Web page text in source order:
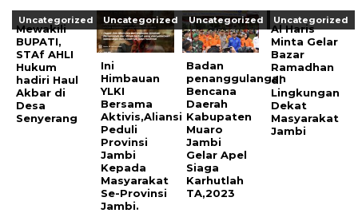
Uncategorized
Mewakili
BUPATI,
STAf AHLI
Hukum
hadiri Haul
Akbar di
Desa
Senyerang
Uncategorized
Ini
Himbauan
YLKI
Bersama
Aktivis,Aliansi
Peduli
Provinsi
Jambi
Kepada
Masyarakat
Se-Provinsi
Jambi.
Uncategorized
Badan
penanggulangan
Bencana
Daerah
Kabupaten
Muaro
Jambi
Gelar Apel
Siaga
Karhutlah
TA,2023
Uncategorized
Al Haris
Minta Gelar
Bazar
Ramadhan
di
Lingkungan
Dekat
Masyarakat
Jambi